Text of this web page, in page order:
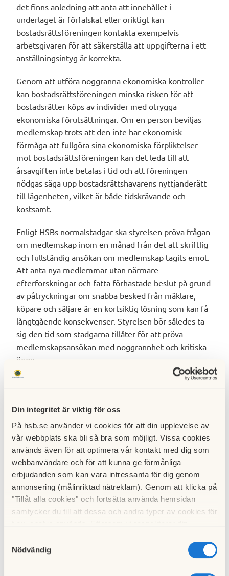
Din integritet är viktig för oss
På hsb.se använder vi cookies för att din upplevelse av
vår webbplats ska bli så bra som möjligt. Vissa cookies
används även för att optimera vår kontakt med dig som
webbanvändare och för att kunna ge förmånliga
erbjudanden som kan vara intressanta för dig genom
annonsering (målinriktad nätreklam). Genom att klicka på
"Tillåt alla cookies" och fortsätta använda hemsidan
samtycker du till att dessa och andra typer av cookies för
cookies och välja att endast tillåta ett urval.
Nödvändig
det finns anledning att anta att innehållet i
underlaget är förfalskat eller oriktigt kan
bostadsrättsföreningen kontakta exempelvis
arbetsgivaren för att säkerställa att uppgifterna i ett
anställningsintyg är korrekta.
Genom att utföra noggranna ekonomiska kontroller
kan bostadsrättsföreningen minska risken för att
bostadsrätter köps av individer med otrygga
ekonomiska förutsättningar. Om en person beviljas
medlemskap trots att den inte har ekonomisk
förmåga att fullgöra sina ekonomiska förpliktelser
mot bostadsrättsföreningen kan det leda till att
årsavgiften inte betalas i tid och att föreningen
nödgas säga upp bostadsrättshavarens nyttjanderätt
till lägenheten, vilket är både tidskrävande och
kostsamt.
Enligt HSBs normalstadgar ska styrelsen pröva frågan
om medlemskap inom en månad från det att skriftlig
och fullständig ansökan om medlemskap tagits emot.
Att anta nya medlemmar utan närmare
efterforskningar och fatta förhastade beslut på grund
av påtryckningar om snabba besked från mäklare,
köpare och säljare är en kortsiktig lösning som kan få
långtgående konsekvenser. Styrelsen bör således ta
sig den tid som stadgarna tillåter för att pröva
medlemskapsansökan med noggrannhet och kritiska
ögon.
bostadsrättsföreningar med bedömning av
medlemskapsansökningar och agerar ombud om
medlemskap nekats och förvärvaren hänskjutit
tvisten för prövning i hyresnämnden. Har din
bostadsrättsförening en medlemskapsansökan som
styrelsen behöver hjälp med att hantera?Hör gärna
av dig till ossför bedömning av förutsättningarna i ert
fall och vidare hjälp i processen!
Taggar